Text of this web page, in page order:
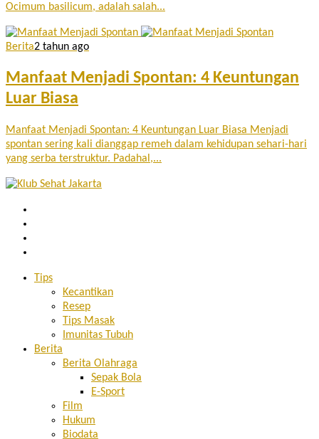
Ocimum basilicum, adalah salah...
Berita2 tahun ago
Manfaat Menjadi Spontan: 4 Keuntungan
Luar Biasa
Manfaat Menjadi Spontan: 4 Keuntungan Luar Biasa Menjadi
spontan sering kali dianggap remeh dalam kehidupan sehari-hari
yang serba terstruktur. Padahal,...
Tips
Kecantikan
Resep
Tips Masak
Imunitas Tubuh
Berita
Berita Olahraga
Sepak Bola
E-Sport
Film
Hukum
Biodata